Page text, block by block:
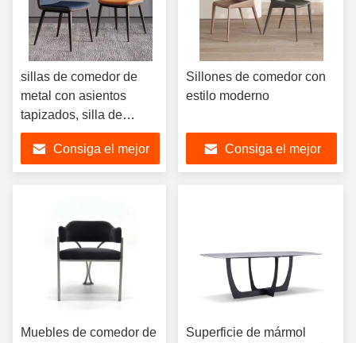
sillas de comedor de
metal con asientos
tapizados, silla de
comedor de metal de
cuero moderno
Consiga el mejor
Sillones de comedor con
estilo moderno
Consiga el mejor
Muebles de comedor de
Superficie de mármol